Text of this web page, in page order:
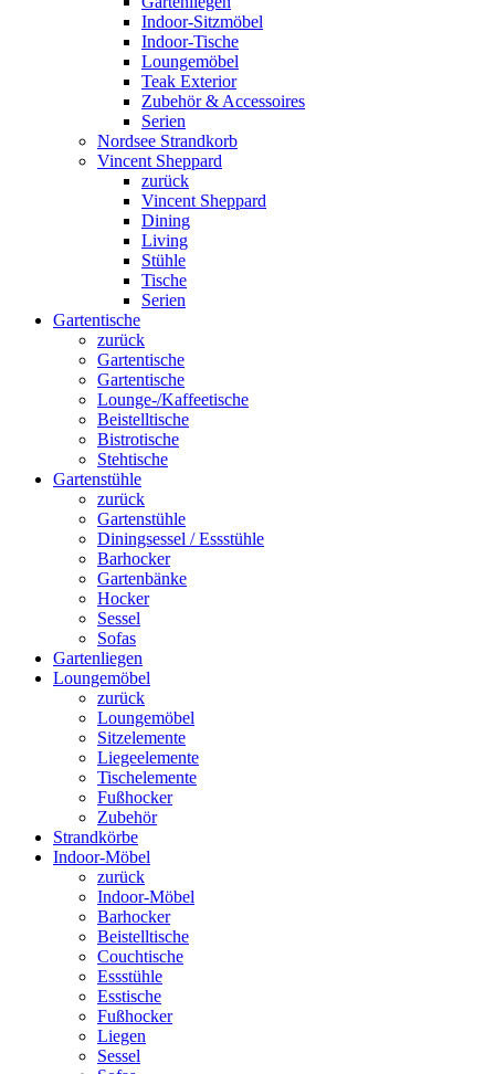
Indoor-Sitzmöbel
Indoor-Tische
Loungemöbel
Teak Exterior
Zubehör & Accessoires
Serien
Nordsee Strandkorb
Vincent Sheppard
zurück
Vincent Sheppard
Dining
Living
Stühle
Tische
Serien
Gartentische
zurück
Gartentische
Gartentische
Lounge-/Kaffeetische
Beistelltische
Bistrotische
Stehtische
Gartenstühle
zurück
Gartenstühle
Diningsessel / Essstühle
Barhocker
Gartenbänke
Hocker
Sessel
Sofas
Gartenliegen
Loungemöbel
zurück
Loungemöbel
Sitzelemente
Liegeelemente
Tischelemente
Fußhocker
Zubehör
Strandkörbe
Indoor-Möbel
zurück
Indoor-Möbel
Barhocker
Beistelltische
Couchtische
Essstühle
Esstische
Fußhocker
Liegen
Sessel